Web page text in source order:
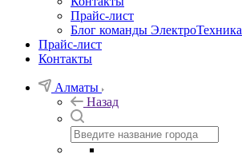
Прайс-лист
Блог команды ЭлектроТехника
Прайс-лист
Контакты
Алматы
Назад